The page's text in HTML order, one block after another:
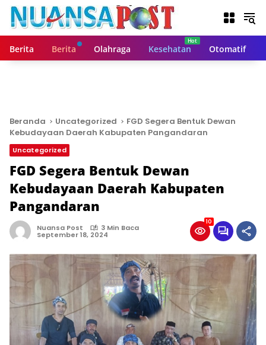
Berita Berita Olahraga Kesehatan Otomatif
Beranda Uncategorized
FGD Segera Bentuk Dewan
Kebudayaan Daerah Kabupaten Pangandaran
Uncategorized
FGD Segera Bentuk Dewan
Kebudayaan Daerah Kabupaten
Pangandaran
Nuansa Post 3 Min Baca
September 18, 2024
10